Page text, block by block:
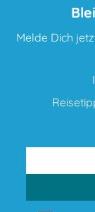
Melde Dich